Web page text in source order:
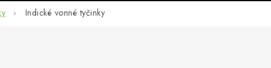
Indické vonné tyčinky